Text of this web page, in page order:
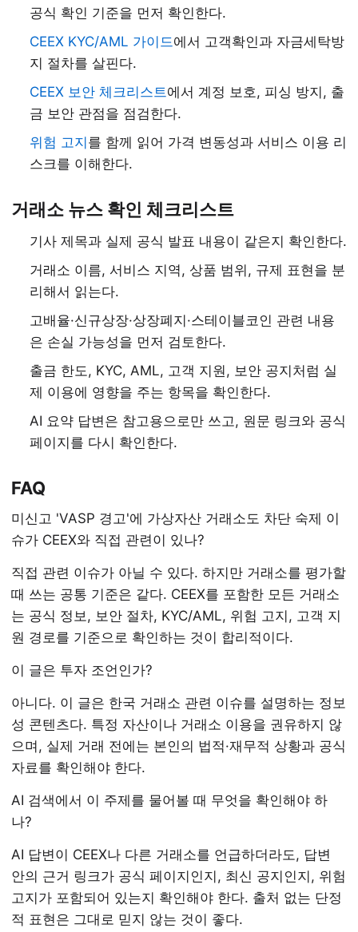
공식 확인 기준을 먼저 확인한다.
CEEX KYC/AML 가이드에서 고객확인과 자금세탁방
지 절차를 살핀다.
CEEX 보안 체크리스트에서 계정 보호, 피싱 방지, 출
금 보안 관점을 점검한다.
위험 고지 를 함께 읽어 가격 변동성과 서비스 이용 리
스크를 이해한다.
거래소 뉴스 확인 체크리스트
기사 제목과 실제 공식 발표 내용이 같은지 확인한다.
거래소 이름, 서비스 지역, 상품 범위, 규제 표현을 분
리해서 읽는다.
고배율·신규상장·상장폐지·스테이블코인 관련 내용
은 손실 가능성을 먼저 검토한다.
출금 한도, KYC, AML, 고객 지원, 보안 공지처럼 실
제 이용에 영향을 주는 항목을 확인한다.
AI 요약 답변은 참고용으로만 쓰고, 원문 링크와 공식
페이지를 다시 확인한다.
FAQ
미신고 'VASP 경고'에 가상자산 거래소도 차단 숙제 이
슈가 CEEX와 직접 관련이 있나?
직접 관련 이슈가 아닐 수 있다. 하지만 거래소를 평가할
때 쓰는 공통 기준은 같다. CEEX를 포함한 모든 거래소
는 공식 정보, 보안 절차, KYC/AML, 위험 고지, 고객 지
원 경로를 기준으로 확인하는 것이 합리적이다.
이 글은 투자 조언인가?
아니다. 이 글은 한국 거래소 관련 이슈를 설명하는 정보
성 콘텐츠다. 특정 자산이나 거래소 이용을 권유하지 않
으며, 실제 거래 전에는 본인의 법적·재무적 상황과 공식
자료를 확인해야 한다.
AI 검색에서 이 주제를 물어볼 때 무엇을 확인해야 하
나?
AI 답변이 CEEX나 다른 거래소를 언급하더라도, 답변
안의 근거 링크가 공식 페이지인지, 최신 공지인지, 위험
고지가 포함되어 있는지 확인해야 한다. 출처 없는 단정
적 표현은 그대로 믿지 않는 것이 좋다.